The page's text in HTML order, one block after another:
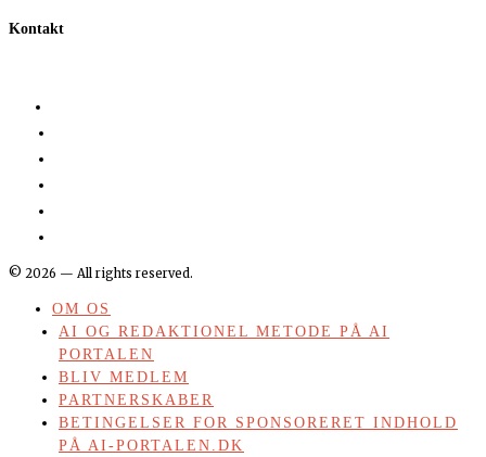
Kontakt
© 2026 — All rights reserved.
OM OS
AI OG REDAKTIONEL METODE PÅ AI
PORTALEN
BLIV MEDLEM
PARTNERSKABER
BETINGELSER FOR SPONSORERET INDHOLD
PÅ AI-PORTALEN.DK